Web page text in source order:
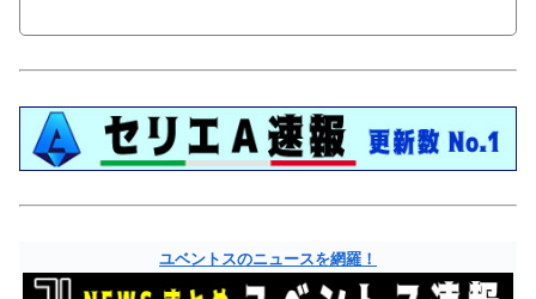
ユベントスのニュースを網羅！